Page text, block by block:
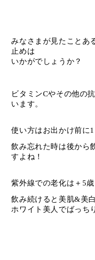
みなさまが見たことあ
止めは
いかがでしょうか？
ビタミンCやその他の
います。
使い方はお出かけ前に1
飲み忘れた時は後から
すよね！
紫外線での老化は＋5
飲み続けると美肌&美
ホワイト美人でばっち